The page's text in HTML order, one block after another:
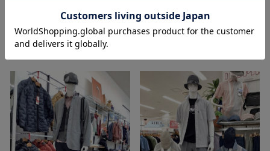
裕子 161cm
イオン釜石店
INSPIRE
裕子 161cm
イオン釜石店